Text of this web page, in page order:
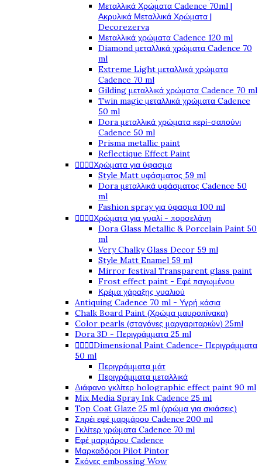
Μεταλλικά Χρώματα Cadence 70ml |
Ακρυλικά Μεταλλικά Χρώματα |
Decorezerva
Μεταλλικά χρώματα Cadence 120 ml
Diamond μεταλλικά χρώματα Cadence 70
ml
Extreme Light μεταλλικά χρώματα
Cadence 70 ml
Gilding μεταλλικά χρώματα Cadence 70 ml
Twin magic μεταλλικά χρώματα Cadence
50 ml
Dora μεταλλικά χρώματα κερί-σαπούνι
Cadence 50 ml
Prisma metallic paint
Reflectique Effect Paint
   Χρώματα για ύφασμα
Style Matt υφάσματος 59 ml
Dora μεταλλικά υφάσματος Cadence 50
ml
Fashion spray για ύφασμα 100 ml
   Χρώματα για γυαλί - πορσελάνη
Dora Glass Metallic & Porcelain Paint 50
ml
Very Chalky Glass Decor 59 ml
Style Matt Enamel 59 ml
Mirror festival Transparent glass paint
Frost effect paint - Εφέ παγωμένου
Κρέμα χάραξης γυαλιού
Antiquing Cadence 70 ml - Υγρή κάσια
Chalk Board Paint (Χρώμα μαυροπίνακα)
Color pearls (σταγόνες μαργαριταριών) 25ml
Dora 3D - Περιγράμματα 25 ml
   Dimensional Paint Cadence- Περιγράμματα
50 ml
Περιγράμματα μάτ
Περιγράμματα μεταλλικά
Διάφανο γκλίτερ holographic effect paint 90 ml
Mix Media Spray Ink Cadence 25 ml
Top Coat Glaze 25 ml (χρώμα για σκιάσεις)
Σπρέι εφέ μαρμάρου Cadence 200 ml
Γκλίτερ χρώματα Cadence 70 ml
Εφέ μαρμάρου Cadence
Μαρκαδόροι Pilot Pintor
Σκόνες embossing Wow